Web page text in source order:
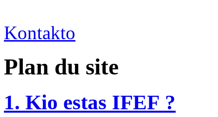
Kontakto
Plan du site
1. Kio estas IFEF ?